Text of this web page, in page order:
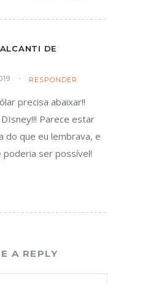
DE
RESPONDER
precisa abaixar!!
Parece estar
do que eu lembrava, e
poderia ser possível!
A REPLY